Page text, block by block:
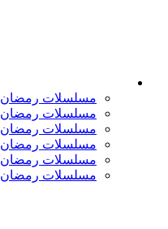
مسلسلات رمضان 2026
مسلسلات رمضان 2025
مسلسلات رمضان 2024
مسلسلات رمضان 2023
مسلسلات رمضان 2022
مسلسلات رمضان 2021